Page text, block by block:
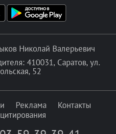
Николай Валерьевич
410031, Саратов, ул.
52
Реклама
Контакты